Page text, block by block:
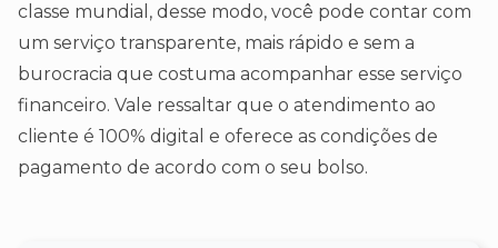
classe mundial, desse modo, você pode contar com
um serviço transparente, mais rápido e sem a
burocracia que costuma acompanhar esse serviço
financeiro. Vale ressaltar que o atendimento ao
cliente é 100% digital e oferece as condições de
pagamento de acordo com o seu bolso.